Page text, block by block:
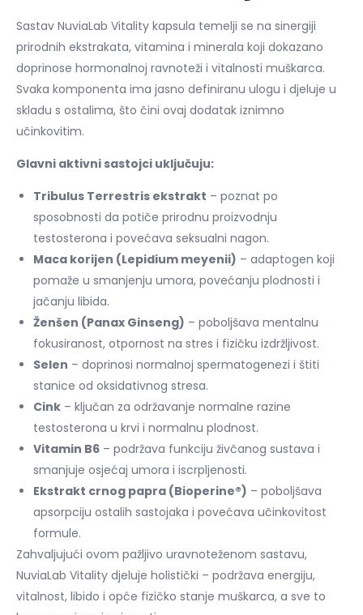
Sastav NuviaLab Vitality kapsula temelji se na sinergiji
prirodnih ekstrakata, vitamina i minerala koji dokazano
doprinose hormonalnoj ravnoteži i vitalnosti muškarca.
Svaka komponenta ima jasno definiranu ulogu i djeluje u
skladu s ostalima, što čini ovaj dodatak iznimno
učinkovitim.
Glavni aktivni sastojci uključuju:
Tribulus Terrestris ekstrakt – poznat po
sposobnosti da potiče prirodnu proizvodnju
testosterona i povećava seksualni nagon.
Maca korijen (Lepidium meyenii) – adaptogen koji
pomaže u smanjenju umora, povećanju plodnosti i
jačanju libida.
Ženšen (Panax Ginseng) – poboljšava mentalnu
fokusiranost, otpornost na stres i fizičku izdržljivost.
Selen – doprinosi normalnoj spermatogenezi i štiti
stanice od oksidativnog stresa.
Cink – ključan za održavanje normalne razine
testosterona u krvi i normalnu plodnost.
Vitamin B6 – podržava funkciju živčanog sustava i
smanjuje osjećaj umora i iscrpljenosti.
Ekstrakt crnog papra (Bioperine®) – poboljšava
apsorpciju ostalih sastojaka i povećava učinkovitost
formule.
Zahvaljujući ovom pažljivo uravnoteženom sastavu,
NuviaLab Vitality djeluje holistički – podržava energiju,
vitalnost, libido i opće fizičko stanje muškarca, a sve to